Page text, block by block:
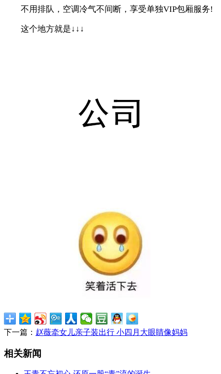
不用排队，空调冷气不间断，享受单独VIP包厢服务!
这个地方就是↓↓↓
下一篇： 赵薇牵女儿亲子装出行 小四月大眼睛像妈妈
相关新闻